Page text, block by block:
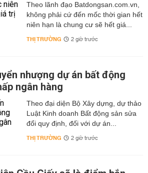
Theo lãnh đạo Batdongsan.com.vn,
không phải cứ đến mốc thời gian hết
niên hạn là chung cư sẽ hết giá...
THỊ TRƯỜNG 2 giờ trước
nhượng dự án bất động
ngân hàng
Theo đại diện Bộ Xây dựng, dự thảo
Luật Kinh doanh Bất động sản sửa
đổi quy định, đối với dự án...
THỊ TRƯỜNG 2 giờ trước